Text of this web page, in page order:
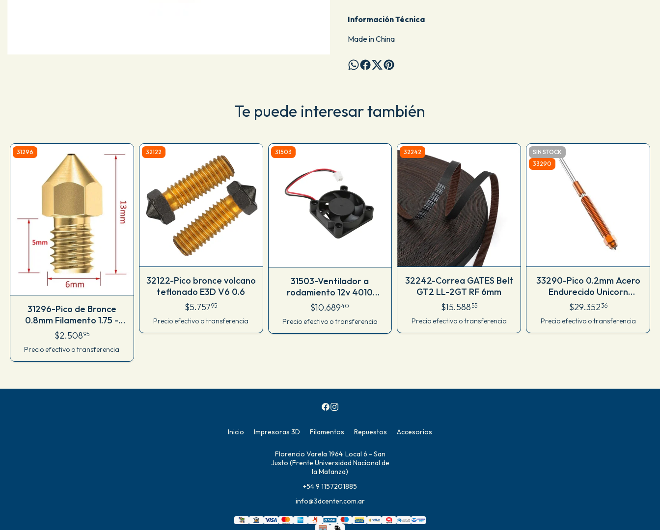
Información Técnica
Made in China
Te puede interesar también
31296
31296-Pico de Bronce
0.8mm Filamento 1.75 -
nozzle hotend tipo Mk8 y
similares
$2.50895
Precio efectivo o transferencia
32122
32122-Pico bronce volcano
teflonado E3D V6 0.6
$5.75795
Precio efectivo o transferencia
31503
31503-Ventilador a
rodamiento 12v 4010
(40x40x10mm)
$10.68940
Precio efectivo o transferencia
32242
32242-Correa GATES Belt
GT2 LL-2GT RF 6mm
$15.58855
Precio efectivo o transferencia
SIN STOCK
33290
33290-Pico 0.2mm Acero
Endurecido Unicorn
Creality HI / K2 Plus
$29.35236
Precio efectivo o transferencia
Inicio Impresoras 3D Filamentos Repuestos Accesorios
Florencio Varela 1964. Local 6 - San
Justo (Frente Universidad Nacional de
la Matanza)
+54 9 1157201885
info@3dcenter.com.ar